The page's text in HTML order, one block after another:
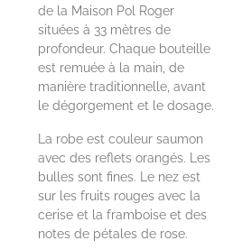
de la Maison Pol Roger
situées à 33 mètres de
profondeur. Chaque bouteille
est remuée à la main, de
manière traditionnelle, avant
le dégorgement et le dosage.
La robe est couleur saumon
avec des reflets orangés. Les
bulles sont fines. Le nez est
sur les fruits rouges avec la
cerise et la framboise et des
notes de pétales de rose.